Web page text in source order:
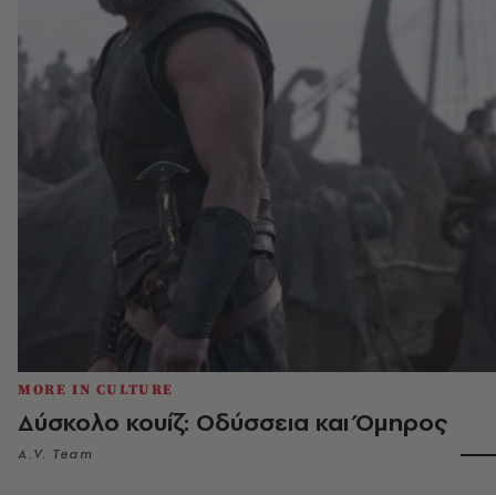
MORE IN CULTURE
Δύσκολο κουίζ: Οδύσσεια και Όμηρος
A.V. Team